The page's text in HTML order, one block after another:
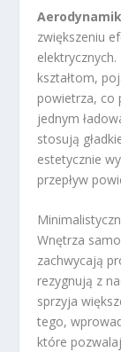
zwiększeniu
kształtom,
powietrza, co
jednym
stosują
estetycznie
przepływ
Wnętrza
zachwycają
rezygnują z
sprzyja
tego,
które